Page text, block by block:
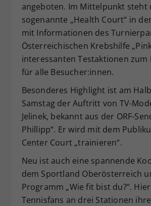
angeboten. Im Mittelpunkt steht
sogenannte „Health Court“ in
mit Informationen des
Österreichischen Krebshilfe
interessanten Testaktionen zum
für alle Besucher:innen.
Besonderes Highlight ist am
Samstag der Auftritt von TV-
Jelinek, bekannt aus der ORF-
Phillipp“. Er wird mit dem
Center Court „trainieren“.
Neu ist auch eine spannende
dem Sportland Oberösterreich
Programm „Wie fit bist du?“.
Tennisfans an drei Stationen